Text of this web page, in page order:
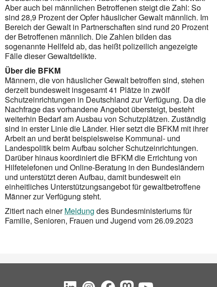
Aber auch bei männlichen Betroffenen steigt die Zahl: So
sind 28,9 Prozent der Opfer häuslicher Gewalt männlich. Im
Bereich der Gewalt in Partnerschaften sind rund 20 Prozent
der Betroffenen männlich. Die Zahlen bilden das
sogenannte Hellfeld ab, das heißt polizei­lich angezeigte
Fälle dieser Gewaltdelikte.
Über die BFKM
Männern, die von häuslicher Gewalt betroffen sind, stehen
derzeit bundesweit insgesamt 41 Plätze in zwölf
Schutzeinrichtungen in Deutschland zur Verfügung. Da die
Nachfrage das vorhandene Angebot übersteigt, besteht
weiterhin Bedarf am Ausbau von Schutzplätzen. Zuständig
sind in erster Linie die Länder. Hier setzt die BFKM mit ihrer
Arbeit an und berät beispielsweise Kommunal- und
Landespolitik beim Aufbau solcher Schutzeinrichtungen.
Darüber hinaus koordiniert die BFKM die Errichtung von
Hilfetelefonen und Online-Beratung in den Bundesländern
und unterstützt deren Aufbau, damit bundesweit ein
einheitliches Unterstützungsangebot für gewaltbetroffene
Männer zur Verfügung steht.
Zitiert nach einerMeldung des Bundesministeriums für
Familie, Senioren, Frauen und Jugend vom 26.09.2023
Social Bookmarks